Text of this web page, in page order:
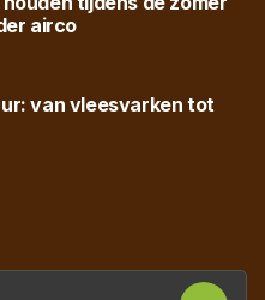
airco
van vleesvarken tot